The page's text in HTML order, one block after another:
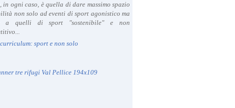
in ogni caso, è quella di dare massimo spazio
non solo ad eventi di sport agonistico ma
a quelli di sport "sostenibile" e non
sport e non solo